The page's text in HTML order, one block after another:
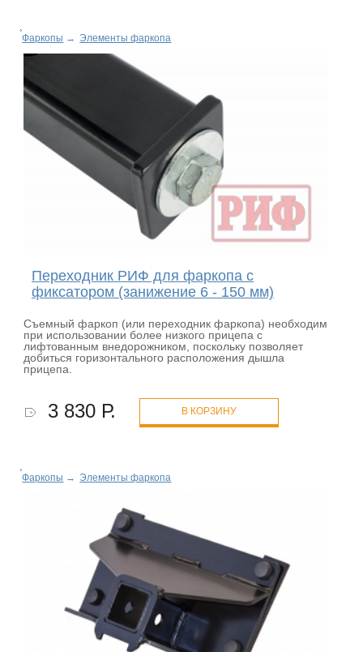
Фаркопы → Элементы фаркопа
Переходник РИФ для фаркопа с
фиксатором (занижение 6 - 150 мм)
Съемный фаркоп (или переходник фаркопа) необходим
при использовании более низкого прицепа с
лифтованным внедорожником, поскольку позволяет
добиться горизонтального расположения дышла
прицепа.
3 830 Р. В КОРЗИНУ
Фаркопы → Элементы фаркопа